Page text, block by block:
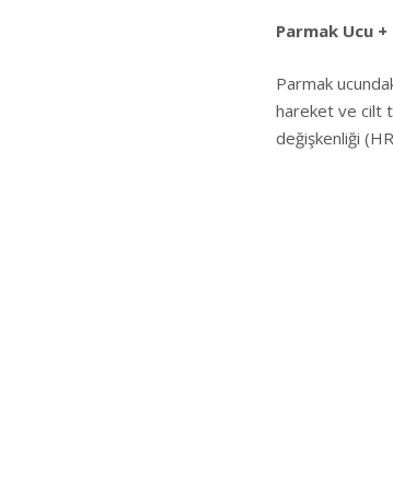
Parmak Ucu
Parmak
hareket ve cilt
değişkenliği